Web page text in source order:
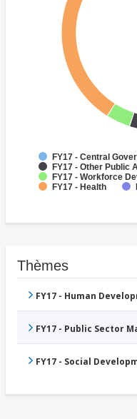
FY17 - Central
FY17 - Other Public
FY17 - Workforce
FY17 - Health
Thèmes
FY17 - Human
FY17 - Public Sector
FY17 - Social